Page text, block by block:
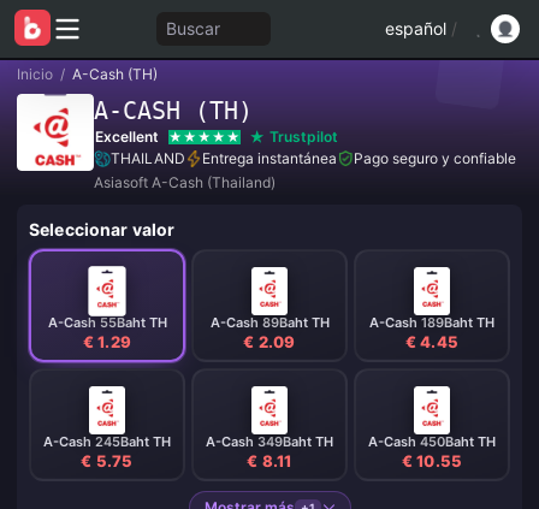
Buscar español /
Inicio / A-Cash (TH)
A-CASH (TH)
Excellent
Trustpilot
THAILAND
Entrega instantánea
Pago seguro y confiable
Asiasoft A-Cash (Thailand)
Seleccionar valor
A-Cash 55Baht TH
€ 1.29
A-Cash 89Baht TH
€ 2.09
A-Cash 189Baht TH
€ 4.45
A-Cash 245Baht TH
€ 5.75
A-Cash 349Baht TH
€ 8.11
A-Cash 450Baht TH
€ 10.55